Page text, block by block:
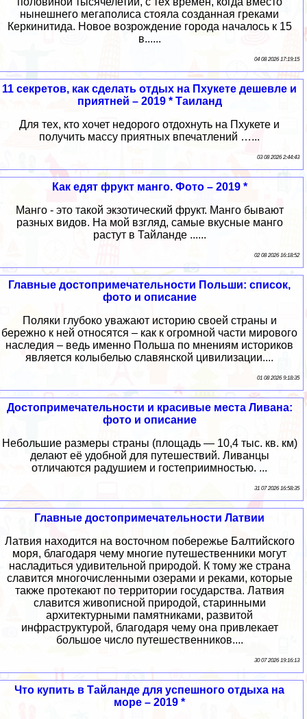
нынешнего мегаполиса стояла созданная греками
Керкинитида. Новое возрождение города началось к 15
в......
04 08 2026 17:19:15
11 секретов, как сделать отдых на Пхукете дешевле и
приятней – 2019 * Таиланд
Для тех, кто хочет недорого отдохнуть на Пхукете и
получить массу приятных впечатлений …...
03 08 2026 2:44:43
Как едят фрукт манго. Фото – 2019 *
Манго - это такой экзотический фрукт. Манго бывают
разных видов. На мой взгляд, самые вкусные манго
растут в Тайланде ......
02 08 2026 16:18:52
Главные достопримечательности Польши: список,
фото и описание
Поляки глубоко уважают историю своей страны и
бережно к ней относятся – как к огромной части мирового
наследия – ведь именно Польша по мнениям историков
является колыбелью славянской цивилизации....
01 08 2026 9:18:35
Достопримечательности и красивые места Ливана:
фото и описание
Небольшие размеры страны (площадь — 10,4 тыс. кв. км)
делают её удобной для путешествий. Ливанцы
отличаются радушием и гостеприимностью. ...
31 07 2026 16:58:35
Главные достопримечательности Латвии
Латвия находится на восточном побережье Балтийского
моря, благодаря чему многие путешественники могут
насладиться удивительной природой. К тому же страна
славится многочисленными озерами и реками, которые
также протекают по территории государства. Латвия
славится живописной природой, старинными
архитектурными памятниками, развитой
инфраструктурой, благодаря чему она привлекает
большое число путешественников....
30 07 2026 19:16:13
Что купить в Тайланде для успешного отдыха на
море – 2019 *